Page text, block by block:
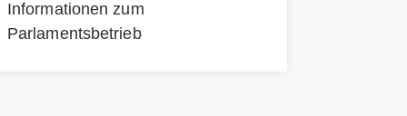
Informationen zum
Parlamentsbetrieb